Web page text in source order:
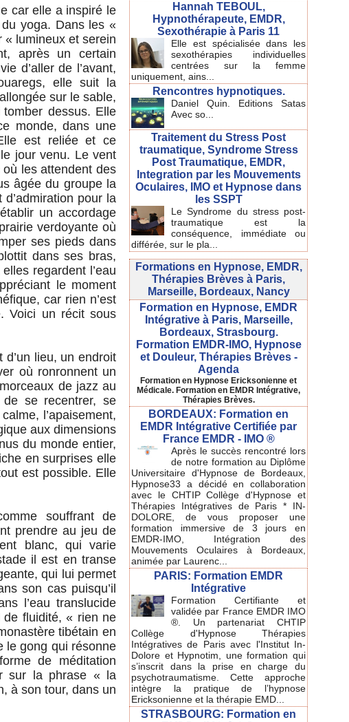
car elle a inspiré le
yoga. Dans les «
« lumineux et serein
après un certain
d’aller de l’avant,
elle suit la
sur le sable,
dessus. Elle
monde, dans une
est reliée et ce
jour venu. Le vent
les attendent des
âgée du groupe la
pour la
un accordage
verdoyante où
ses pieds dans
dans ses bras,
regardent l’eau
le moment
car rien n’est
Voici un récit sous
lieu, un endroit
où ronronnent un
de jazz au
se recentrer, se
l’apaisement,
aux dimensions
du monde entier,
en surprises elle
est possible. Elle
souffrant de
prendre au jeu de
blanc, qui varie
il est en transe
qui lui permet
son cas puisqu’il
l’eau translucide
de fluidité, « rien ne
tibétain en
le gong qui résonne
de méditation
sur la phrase « la
à son tour, dans un
Hannah TEBOUL,
Hypnothérapeute, EMDR,
Sexothérapie à Paris 11
Elle est spécialisée dans les
sexothérapies individuelles
centrées sur la femme
uniquement, ains...
Rencontres hypnotiques.
Daniel Quin. Editions Satas
Avec so...
Traitement du Stress Post
traumatique, Syndrome Stress
Post Traumatique, EMDR,
Integration par les Mouvements
Oculaires, IMO et Hypnose dans
les SSPT
Le Syndrome du stress post-
traumatique est la
conséquence, immédiate ou
différée, sur le pla...
Formations en Hypnose, EMDR,
Thérapies Brèves à Paris,
Marseille, Bordeaux, Nancy
Formation en Hypnose, EMDR
Intégrative à Paris, Marseille,
Bordeaux, Strasbourg.
Formation EMDR-IMO, Hypnose
et Douleur, Thérapies Brèves -
Agenda
Formation en Hypnose Ericksonienne et
Médicale. Formation en EMDR Intégrative,
Thérapies Brèves.
BORDEAUX: Formation en
EMDR Intégrative Certifiée par
France EMDR - IMO ®
Après le succès rencontré lors
de notre formation au Diplôme
Universitaire d'Hypnose de Bordeaux,
Hypnose33 a décidé en collaboration
avec le CHTIP Collège d'Hypnose et
Thérapies Intégratives de Paris * IN-
DOLORE, de vous proposer une
formation immersive de 3 jours en
EMDR-IMO, Intégration des
Mouvements Oculaires à Bordeaux,
animée par Laurenc...
PARIS: Formation EMDR
Intégrative
Formation Certifiante et
validée par France EMDR IMO
®. Un partenariat CHTIP
Collège d'Hypnose Thérapies
Intégratives de Paris avec l'Institut In-
Dolore et Hypnotim, une formation qui
s’inscrit dans la prise en charge du
psychotraumatisme. Cette approche
intègre la pratique de l’hypnose
Ericksonienne et la thérapie EMD...
STRASBOURG: Formation en